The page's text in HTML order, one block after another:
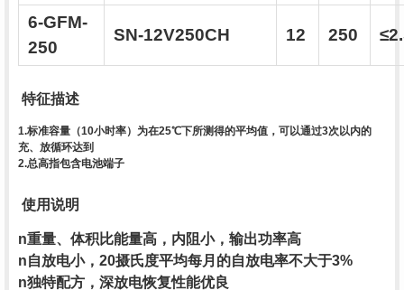
6-GFM-
250
SN-12V250CH 12 250
特征描述
1.标准容量（10小时率）为在25℃下所测得的平均值，可以通过3次以内的
充、放循环达到
2.总高指包含电池端子
使用说明
n重量、体积比能量高，内阻小，输出功率高
n自放电小，20摄氏度平均每月的自放电率不大于3%
n独特配方，深放电恢复性能优良